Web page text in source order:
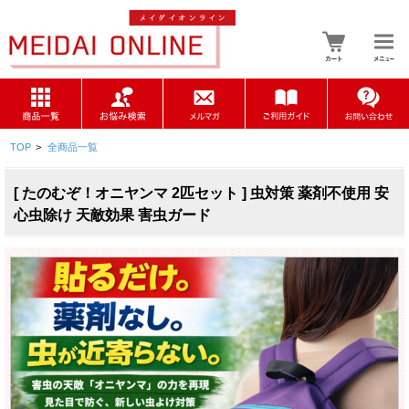
TOP > 全商品一覧
[ たのむぞ！オニヤンマ 2匹セット ] 虫対策 薬剤不使用 安
心虫除け 天敵効果 害虫ガード